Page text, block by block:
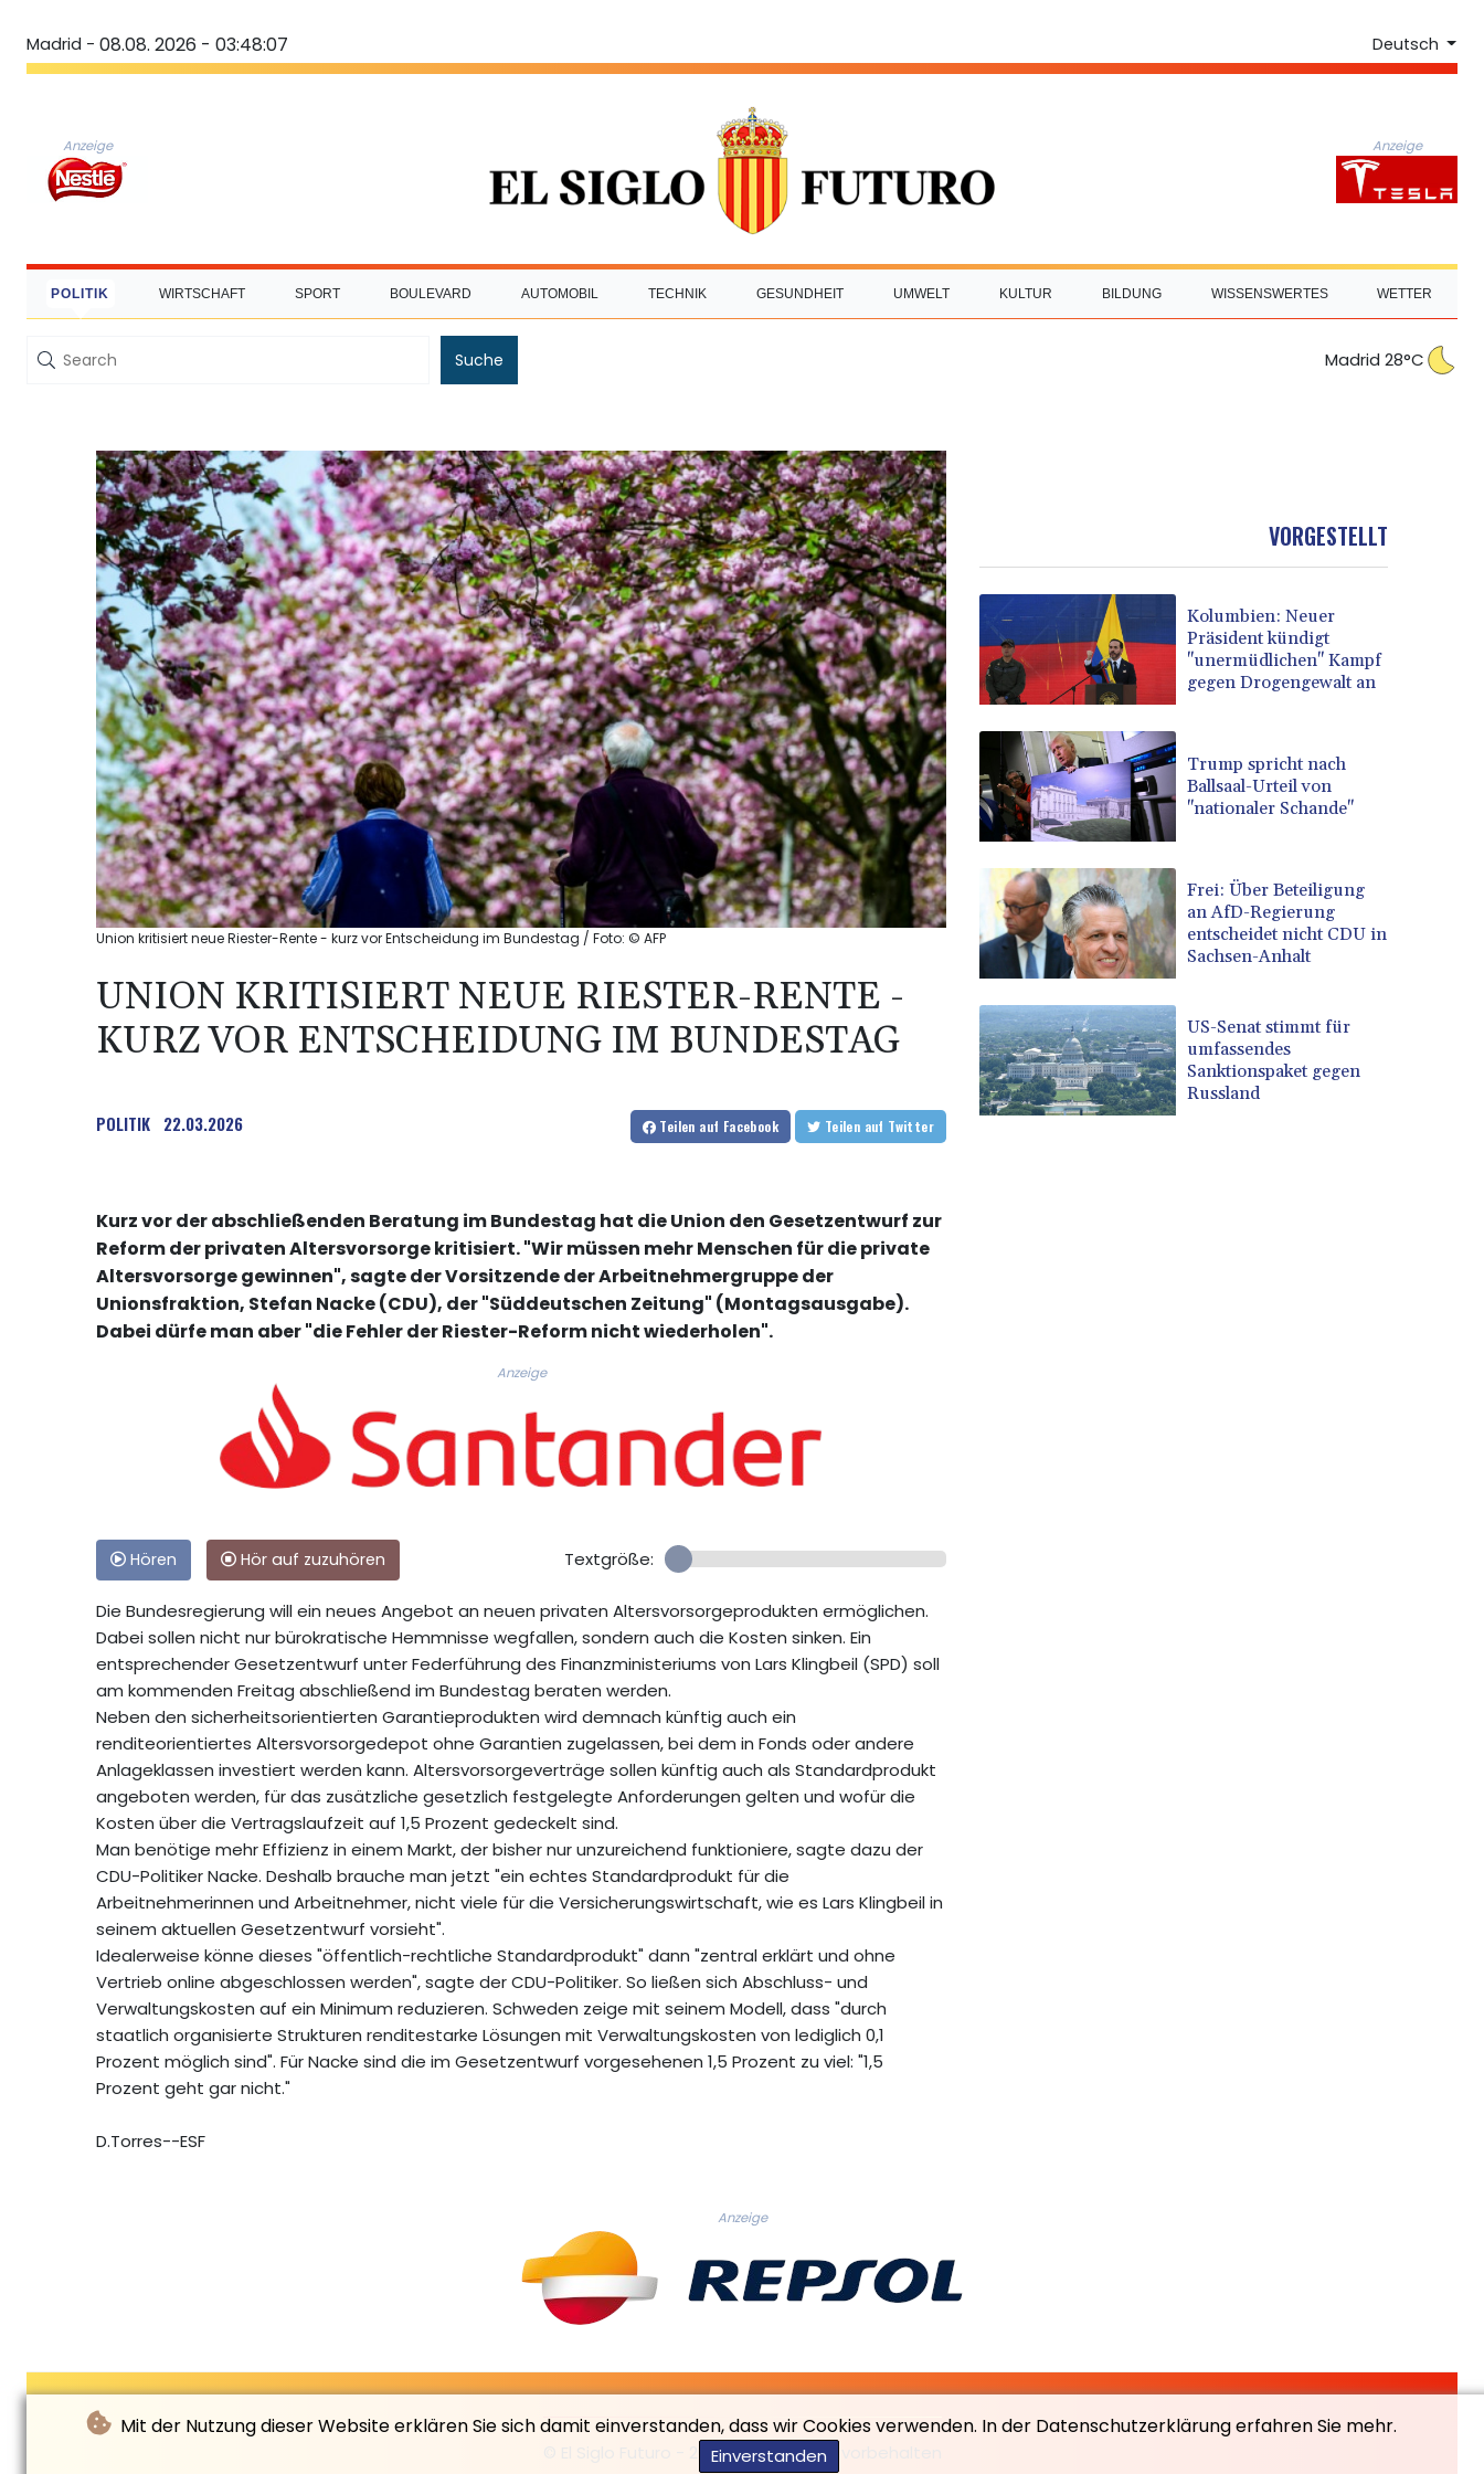
Mit der Nutzung dieser Website erklären Sie sich damit einverstanden, dass wir Cookies verwenden. In der Datenschutzerklärung erfahren Sie mehr.
Einverstanden
Madrid - 08.08. 2026 - 03:48:07 Deutsch
Anzeige Anzeige
POLITIK WIRTSCHAFT SPORT BOULEVARD AUTOMOBIL TECHNIK GESUNDHEIT UMWELT KULTUR BILDUNG WISSENSWERTES WETTER
Suche Madrid 28°C
Union kritisiert neue Riester-Rente - kurz vor Entscheidung im Bundestag / Foto: © AFP
UNION KRITISIERT NEUE RIESTER-RENTE -
KURZ VOR ENTSCHEIDUNG IM BUNDESTAG
POLITIK 22.03.2026 Teilen auf Facebook Teilen auf Twitter
Kurz vor der abschließenden Beratung im Bundestag hat die Union den Gesetzentwurf zur
Reform der privaten Altersvorsorge kritisiert. "Wir müssen mehr Menschen für die private
Altersvorsorge gewinnen", sagte der Vorsitzende der Arbeitnehmergruppe der
Unionsfraktion, Stefan Nacke (CDU), der "Süddeutschen Zeitung" (Montagsausgabe).
Dabei dürfe man aber "die Fehler der Riester-Reform nicht wiederholen".
Anzeige
Hören Hör auf zuzuhören Textgröße:
Die Bundesregierung will ein neues Angebot an neuen privaten Altersvorsorgeprodukten ermöglichen.
Dabei sollen nicht nur bürokratische Hemmnisse wegfallen, sondern auch die Kosten sinken. Ein
entsprechender Gesetzentwurf unter Federführung des Finanzministeriums von Lars Klingbeil (SPD) soll
am kommenden Freitag abschließend im Bundestag beraten werden.
Neben den sicherheitsorientierten Garantieprodukten wird demnach künftig auch ein
renditeorientiertes Altersvorsorgedepot ohne Garantien zugelassen, bei dem in Fonds oder andere
Anlageklassen investiert werden kann. Altersvorsorgeverträge sollen künftig auch als Standardprodukt
angeboten werden, für das zusätzliche gesetzlich festgelegte Anforderungen gelten und wofür die
Kosten über die Vertragslaufzeit auf 1,5 Prozent gedeckelt sind.
Man benötige mehr Effizienz in einem Markt, der bisher nur unzureichend funktioniere, sagte dazu der
CDU-Politiker Nacke. Deshalb brauche man jetzt "ein echtes Standardprodukt für die
Arbeitnehmerinnen und Arbeitnehmer, nicht viele für die Versicherungswirtschaft, wie es Lars Klingbeil in
seinem aktuellen Gesetzentwurf vorsieht".
Idealerweise könne dieses "öffentlich-rechtliche Standardprodukt" dann "zentral erklärt und ohne
Vertrieb online abgeschlossen werden", sagte der CDU-Politiker. So ließen sich Abschluss- und
Verwaltungskosten auf ein Minimum reduzieren. Schweden zeige mit seinem Modell, dass "durch
staatlich organisierte Strukturen renditestarke Lösungen mit Verwaltungskosten von lediglich 0,1
Prozent möglich sind". Für Nacke sind die im Gesetzentwurf vorgesehenen 1,5 Prozent zu viel: "1,5
Prozent geht gar nicht."
D.Torres--ESF
VORGESTELLT
Kolumbien: Neuer
Präsident kündigt
"unermüdlichen" Kampf
gegen Drogengewalt an
Trump spricht nach
Ballsaal-Urteil von
"nationaler Schande"
Frei: Über Beteiligung
an AfD-Regierung
entscheidet nicht CDU in
Sachsen-Anhalt
US-Senat stimmt für
umfassendes
Sanktionspaket gegen
Russland
Anzeige
© El Siglo Futuro - 2026 - Alle Rechte vorbehalten